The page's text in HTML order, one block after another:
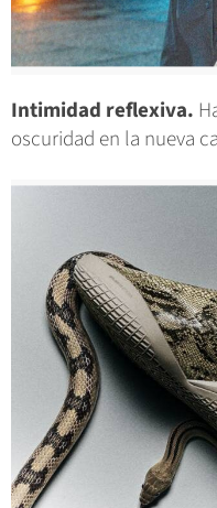
Intimidad reflexiva.
oscuridad en la nueva